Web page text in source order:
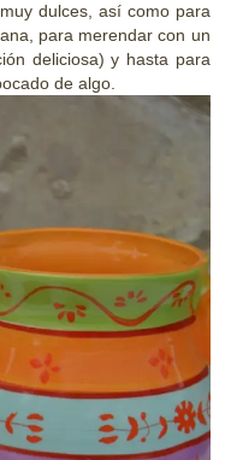
dulces, así como para
para merendar con un
deliciosa) y hasta para
de algo.